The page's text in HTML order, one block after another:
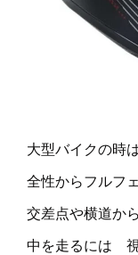
大型バイクの時
全性からフルフ
交差点や横道か
中を走るには